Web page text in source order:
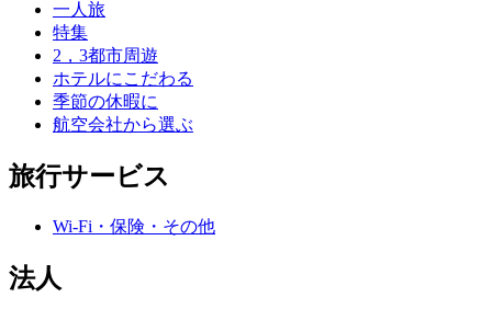
一人旅
特集
2，3都市周遊
ホテルにこだわる
季節の休暇に
航空会社から選ぶ
旅行サービス
Wi-Fi・保険・その他
法人